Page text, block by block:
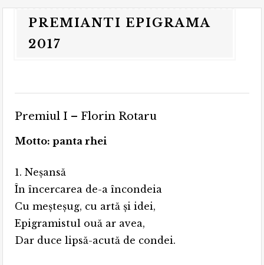
PREMIANTI EPIGRAMA
2017
Premiul I – Florin Rotaru
Motto: panta rhei
1. Neşansă
În încercarea de-a încondeia
Cu meșteșug, cu artă și idei,
Epigramistul ouă ar avea,
Dar duce lipsă-acută de condei.